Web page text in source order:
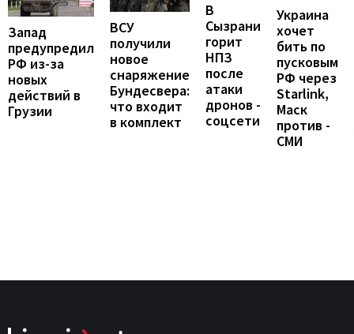
Запад
предупредил
РФ из-за
новых
действий в
Грузии
ВСУ
получили
новое
снаряжение
Бундесвера:
что входит
в комплект
В
Сызрани
горит
НПЗ
после
атаки
дронов -
соцсети
Украина
хочет
бить по
пусковым
РФ через
Starlink,
Маск
против -
СМИ